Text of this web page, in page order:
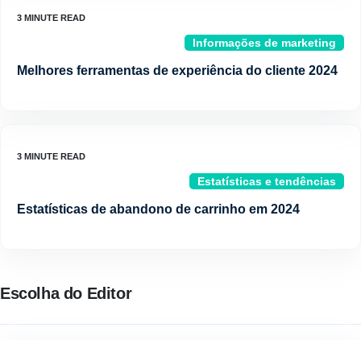
Informações de marketing
Melhores ferramentas de experiência do cliente 2024
Estatísticas e tendências
Estatísticas de abandono de carrinho em 2024
Escolha do Editor